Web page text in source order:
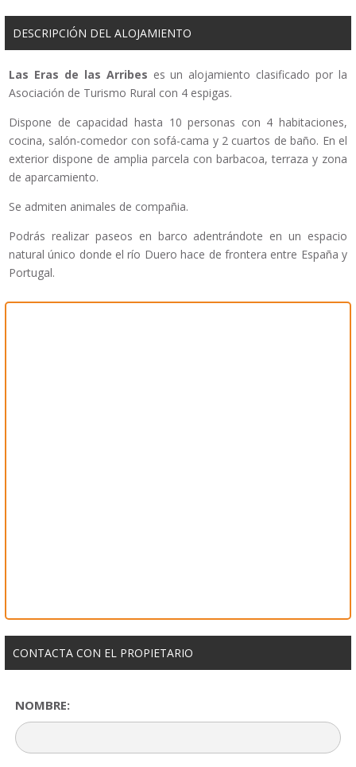
DESCRIPCIÓN DEL ALOJAMIENTO
Las Eras de las Arribes es un alojamiento clasificado por la
Asociación de Turismo Rural con 4 espigas.
Dispone de capacidad hasta 10 personas con 4 habitaciones,
cocina, salón-comedor con sofá-cama y 2 cuartos de baño. En el
exterior dispone de amplia parcela con barbacoa, terraza y zona
de aparcamiento.
Se admiten animales de compañia.
Podrás realizar paseos en barco adentrándote en un espacio
natural único donde el río Duero hace de frontera entre España y
Portugal.
CONTACTA CON EL PROPIETARIO
NOMBRE: